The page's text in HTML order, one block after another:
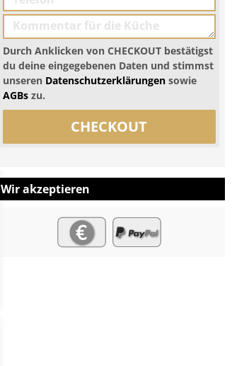
Durch Anklicken von CHECKOUT bestätigst
du deine eingegebenen Daten und stimmst
unseren Datenschutzerklärungensowie
AGBszu.
CHECKOUT
Wir akzeptieren